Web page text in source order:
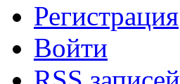
Регистрация
Войти